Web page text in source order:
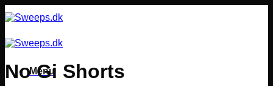
til
Menu
No Gi Shorts